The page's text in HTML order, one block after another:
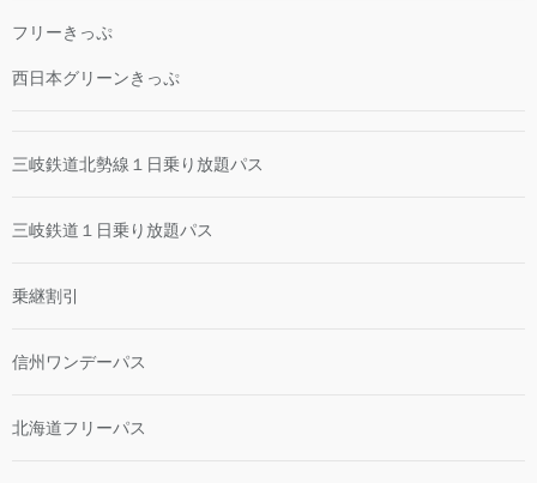
フリーきっぷ
西日本グリーンきっぷ
三岐鉄道北勢線１日乗り放題パス
三岐鉄道１日乗り放題パス
乗継割引
信州ワンデーパス
北海道フリーパス